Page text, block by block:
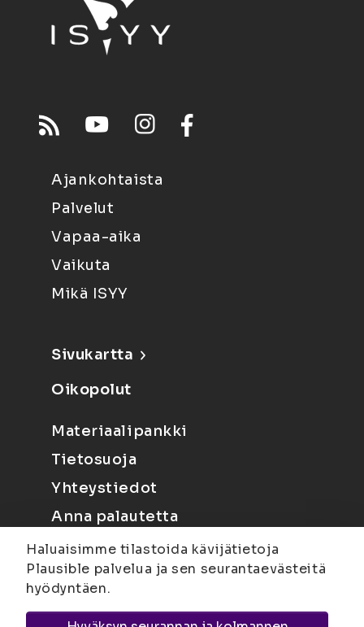
Ajankohtaista
Palvelut
Vapaa-aika
Vaikuta
Mikä ISYY
Sivukartta
Oikopolut
Materiaalipankki
Tietosuoja
Yhteystiedot
Anna palautetta
Haluaisimme tilastoida kävijätietoja
Plausible palvelua ja sen seurantaevästeitä
hyödyntäen.